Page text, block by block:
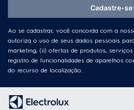
Ao se cadastrar, você concorda com a
autoriza o uso de seus dados pessoais
marketing, (ii) ofertas de produtos,
registro de funcionalidades de aparelhos
do recurso de localização.
Cadastre-se